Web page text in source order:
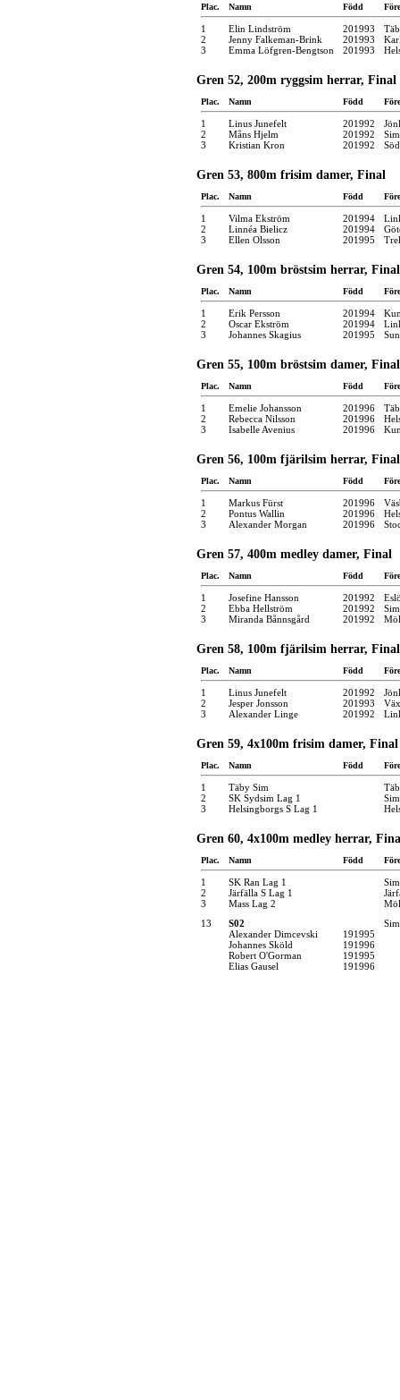
Plac. Namn Född
1 Elin Lindström 201993
2
Jenny Falkeman-Brink 201993
3
Emma Löfgren-Bengtson 201993
Gren 52, 200m ryggsim herrar, Final
Plac. Namn Född
1 Linus Junefelt 201992
2
Måns Hjelm 201992
3
Kristian Kron 201992
Gren 53, 800m frisim damer, Final
Plac. Namn Född
1 Vilma Ekström 201994
2
Linnéa Bielicz 201994
3
Ellen Olsson 201995
Gren 54, 100m bröstsim herrar, Final
Plac. Namn Född
1 Erik Persson 201994
2
Oscar Ekström 201994
3
Johannes Skagius 201995
Gren 55, 100m bröstsim damer, Final
Plac. Namn Född
1 Emelie Johansson 201996
2
Rebecca Nilsson 201996
3
Isabelle Avenius 201996
Gren 56, 100m fjärilsim herrar, Final
Plac. Namn Född
1 Markus Fürst 201996
2
Pontus Wallin 201996
3
Alexander Morgan 201996
Gren 57, 400m medley damer, Final
Plac. Namn Född
1 Josefine Hansson 201992
2
Ebba Hellström 201992
3
Miranda Bånnsgård 201992
Gren 58, 100m fjärilsim herrar, Final
Plac. Namn Född
1 Linus Junefelt 201992
2
Jesper Jonsson 201993
3
Alexander Linge 201992
Gren 59, 4x100m frisim damer, Final
Plac. Namn Född
1 Täby Sim
2
SK Sydsim Lag 1
3
Helsingborgs S Lag 1
Gren 60, 4x100m medley herrar,
Plac. Namn Född
1 SK Ran Lag 1
2
Järfälla S Lag 1
3
Mass Lag 2
13
S02
Alexander Dimcevski
191995
Johannes Sköld
191996
Robert O'Gorman
191995
Elias Gausel
191996